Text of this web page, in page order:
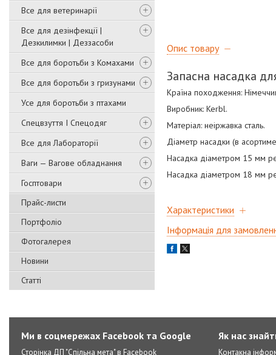
Все для ветеринарії
Все для дезінфекції |
Дезкилимки | Деззасоби
Все для боротьби з Комахами
Все для боротьби з гризунами
Усе для боротьби з птахами
Спецвзуття І Спецодяг
Все для Лабораторії
Ваги — Вагове обладнання
Госптовари
Прайс-листи
Портфоліо
Фотогалерея
Новини
Статті
Опис товару
Запасна насадка
Країна походження:
Виробник: Kerbl.
Матеріал: неіржавка сталь.
Діаметр насадки (в
Насадка діаметром 15 мм
Насадка діаметром 18 мм
Характеристики
Інформація для
Ми в соцмережах Facebook та Google
Сторінка ДП "Спільна мета" в Facebook
Як нас
Контакна